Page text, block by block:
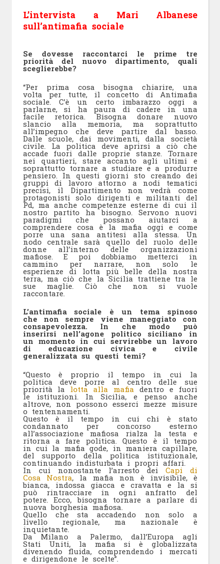
L’intervista a Mari Albanese
sull’antimafia sociale
Se dovesse raccontarci le prime tre
priorità del nuovo dipartimento, quali
sceglierebbe?
“Per prima cosa bisogna chiarire, una
volta per tutte, il concetto di Antimafia
sociale. C’è un certo imbarazzo oggi a
parlarne, si ha paura di cadere in una
facile retorica. Bisogna donare nuovo
slancio alla memoria, ma soprattutto
all’impegno che deve partire dal basso.
Dalle scuole, dai movimenti, dalla società
civile. La politica deve aprirsi a ciò che
accade fuori dalle proprie stanze. Tornare
nei quartieri, stare accanto agli ultimi e
soprattutto tornare a studiare e a produrre
pensiero. In questi giorni sto creando dei
gruppi di lavoro attorno a nodi tematici
precisi, il Dipartimento non vedrà come
protagonisti solo dirigenti e militanti del
Pd, ma anche competenze esterne di cui il
nostro partito ha bisogno. Servono nuovi
paradigmi che possano aiutarci a
comprendere cosa è la mafia oggi e come
porre una sana antitesi alla stessa. Un
nodo centrale sarà quello del ruolo delle
donne all’interno delle organizzazioni
mafiose. E poi dobbiamo metterci in
cammino per narrare, non solo le
esperienze di lotta più belle della nostra
terra, ma ciò che la Sicilia trattiene tra le
sue maglie. Ciò che non si vuole
raccontare.
L’antimafia sociale è un tema spinoso
che non sempre viene maneggiato con
consapevolezza. In che modo può
inserirsi nell’agone politico siciliano in
un momento in cui servirebbe un lavoro
di educazione civica e civile
generalizzata su questi temi?
“Questo è proprio il tempo in cui la
politica deve porre al centro delle sue
priorità la lotta alla mafia dentro e fuori
le istituzioni. In Sicilia, e penso anche
altrove, non possono esserci mezze misure
o tentennamenti.
Questo è il tempo in cui chi è stato
condannato per concorso esterno
all’associazione mafiosa rialza la testa e
ritorna a fare politica. Questo è il tempo
in cui la mafia gode, in maniera capillare,
del supporto della politica istituzionale,
continuando indisturbata i propri affari.
In cui nonostante l’arresto dei Capi di
Cosa Nostra, la mafia non è invisibile, è
bianca, indossa giacca e cravatta e la si
può rintracciare in ogni anfratto del
potere. Ecco, bisogna tornare a parlare di
nuova borghesia mafiosa.
Quello che sta accadendo non solo a
livello regionale, ma nazionale è
inquietante.
Da Milano a Palermo, dall’Europa agli
Stati Uniti, la mafia si è globalizzata
divenendo fluida, comprendendo i mercati
e dirigendone le scelte”.